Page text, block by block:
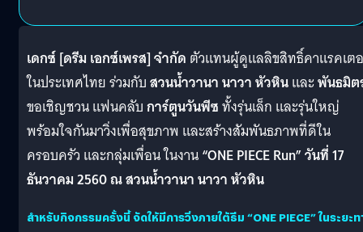
เดกซ์ [ดรีม เอกซ์เพรส] จำกัด ตัวแทนผู้ดูแลลิขสิทธิ์คาแรคเต
ในประเทศไทย ร่วมกับสวนน้ำวานา นาวา หัวหินและพันธมิต
ขอเชิญชวน แฟนคลับการ์ตูนวันพีซทั้งรุ่นเล็ก และรุ่นใหญ่
พร้อมใจกันมาวิ่งเพื่อสุขภาพ และสร้างสัมพันธภาพที่ดีใน
ครอบครัว และกลุ่มเพื่อน ในงาน“ONE PIECE Run” วันที่ 17
ธันวาคม 2560 ณ สวนน้ำวานา นาวา หัวหิน
สำหรับกิจกรรมครั้งนี้ จัดให้มีการวิ่งภายใต้ธีม “ONE PIECE”ในระยะ